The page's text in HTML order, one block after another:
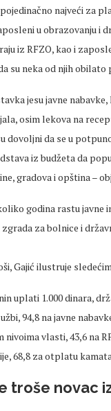
najveći za
u obrazovanju i
iz RFZO, kao i
su neka od njih
jesu javne
osim lekova na
dovoljni da se u
iz budžeta da
gradova i opština –
godina rastu javne
za bolnice i
Gajić ilustruje
uplati 1.000 dinara,
94,8 na javne
vlasti, 43,6 na
68,8 za otplatu
troše novac